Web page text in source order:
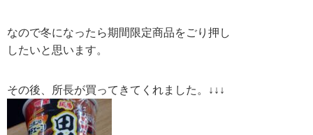
なので冬になったら期間限定商品をごり押し
したいと思います。
その後、所長が買ってきてくれました。↓↓↓